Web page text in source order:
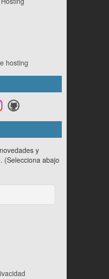
hosting
y
(Selecciona abajo